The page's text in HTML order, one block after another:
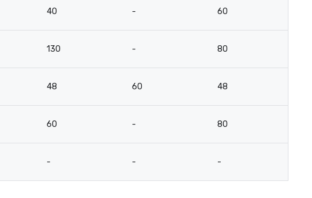
40 - 60
130 - 80
48 60 48
60 - 80
- - -